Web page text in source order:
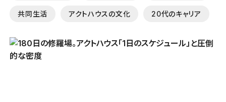
共同生活 アクトハウスの文化 20代のキャリア